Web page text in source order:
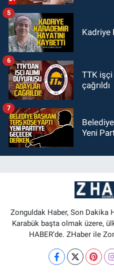
Kadriye
5
TTK işçi
çağrıldı
6
Yeni
7
Zonguldak Haber, Son Dakika
Karabük başta olmak üzere,
HABER’de. ZHaber ile